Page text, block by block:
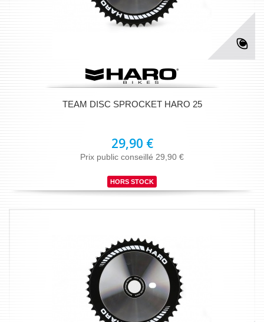
TEAM DISC SPROCKET HARO 25
29,90 €
Prix public conseillé 29,90 €
HORS STOCK